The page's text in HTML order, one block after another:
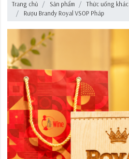
Trang chủ Sản phẩm Thức uống khác
Rượu Brandy Royal VSOP Pháp